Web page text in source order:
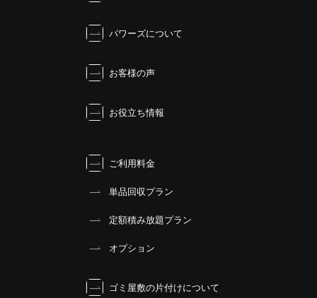
パワーズについて
お客様の声
お役立ち情報
ご利用料金
単品回収プラン
定額積み放題プラン
オプション
ゴミ屋敷の片付けについて